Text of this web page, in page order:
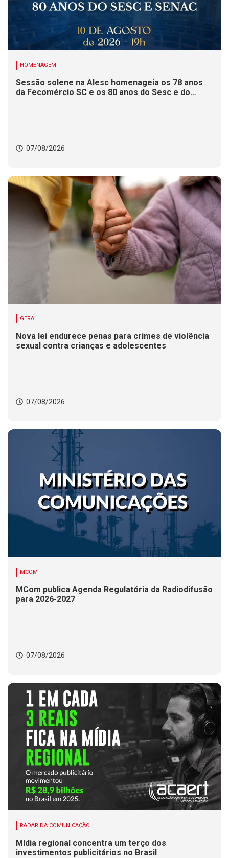
HOMENAGEM
Sessão solene na Alesc homenageia os 78 anos
da Fecomércio SC e os 80 anos do Sesc e do
07/08/2026
GERAL
Nova lei endurece penas para crimes de violência
sexual contra crianças e adolescentes
07/08/2026
MCOM
MCom publica Agenda Regulatória da Radiodifusão
para 2026-2027
07/08/2026
RADAR DA COMUNICAÇÃO
Mídia regional concentra um terço dos
investimentos publicitários no Brasil